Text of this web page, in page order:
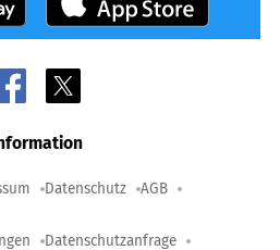
Datenschutz AGB
Datenschutzanfrage